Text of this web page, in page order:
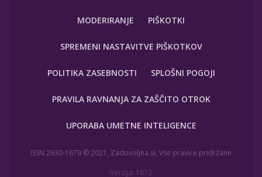
MODERIRANJE PIŠKOTKI
SPREMENI NASTAVITVE PIŠKOTKOV
POLITIKA ZASEBNOSTI SPLOŠNI POGOJI
PRAVILA RAVNANJA ZA ZAŠČITO OTROK
UPORABA UMETNE INTELIGENCE
ISSN 2630-1679 © 2021, Zadovoljna.si, Vse pravice pridržane
Verzija: 1873